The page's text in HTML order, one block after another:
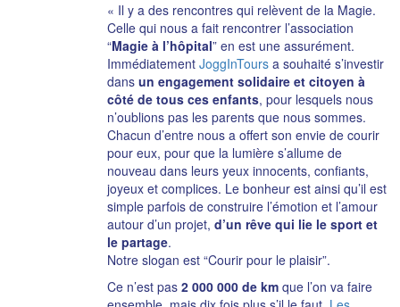
« Il y a des rencontres qui relèvent de la Magie.
Celle qui nous a fait rencontrer l’association
“Magie à l’hôpital” en est une assurément.
Immédiatement JoggInToursa souhaité s’investir
dans un engagement solidaire et citoyen à
côté de tous ces enfants, pour lesquels nous
n’oublions pas les parents que nous sommes.
Chacun d’entre nous a offert son envie de courir
pour eux, pour que la lumière s’allume de
nouveau dans leurs yeux innocents, confiants,
joyeux et complices. Le bonheur est ainsi qu’il est
simple parfois de construire l’émotion et l’amour
autour d’un projet, d’un rêve qui lie le sport et
le partage.
Notre slogan est “Courir pour le plaisir”.
Ce n’est pas 2 000 000 de kmque l’on va faire